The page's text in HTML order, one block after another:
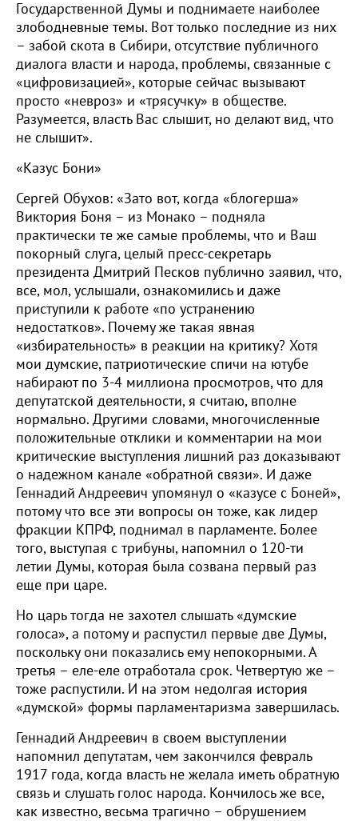
Государственной Думы и поднимаете наиболее
злободневные темы. Вот только последние из них
– забой скота в Сибири, отсутствие публичного
диалога власти и народа, проблемы, связанные с
«цифровизацией», которые сейчас вызывают
просто «невроз» и «трясучку» в обществе.
Разумеется, власть Вас слышит, но делают вид, что
не слышит».
«Казус Бони»
Сергей Обухов: «Зато вот, когда «блогерша»
Виктория Боня – из Монако – подняла
практически те же самые проблемы, что и Ваш
покорный слуга, целый пресс-секретарь
президента Дмитрий Песков публично заявил, что,
все, мол, услышали, ознакомились и даже
приступили к работе «по устранению
недостатков». Почему же такая явная
«избирательность» в реакции на критику? Хотя
мои думские, патриотические спичи на ютубе
набирают по 3-4 миллиона просмотров, что для
депутатской деятельности, я считаю, вполне
нормально. Другими словами, многочисленные
положительные отклики и комментарии на мои
критические выступления лишний раз доказывают
о надежном канале «обратной связи». И даже
Геннадий Андреевич упомянул о «казусе с Боней»,
потому что все эти вопросы он тоже, как лидер
фракции КПРФ, поднимал в парламенте. Более
того, выступая с трибуны, напомнил о 120-ти
летии Думы, которая была созвана первый раз
еще при царе.
Но царь тогда не захотел слышать «думские
голоса», а потому и распустил первые две Думы,
поскольку они показались ему непокорными. А
третья – еле-еле отработала срок. Четвертую же –
тоже распустили. И на этом недолгая история
«думской» формы парламентаризма завершилась.
Геннадий Андреевич в своем выступлении
напомнил депутатам, чем закончился февраль
1917 года, когда власть не желала иметь обратную
связь и слушать голос народа. Кончилось же все,
как известно, весьма трагично – обрушением